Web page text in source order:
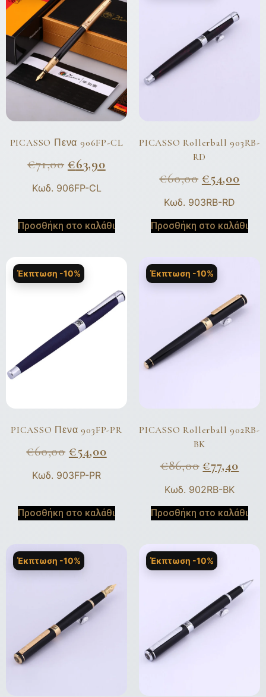
PICASSO Πενα 906FP-CL
€71,00 €63,90
Κωδ. 906FP-CL
Προσθήκη στο καλάθι
PICASSO Rollerball 903RB-
RD
€60,00 €54,00
Κωδ. 903RB-RD
Προσθήκη στο καλάθι
Έκπτωση -10%
PICASSO Πενα 903FP-PR
€60,00 €54,00
Κωδ. 903FP-PR
Προσθήκη στο καλάθι
Έκπτωση -10%
PICASSO Rollerball 902RB-
BK
€86,00 €77,40
Κωδ. 902RB-BK
Προσθήκη στο καλάθι
Έκπτωση -10% Έκπτωση -10%